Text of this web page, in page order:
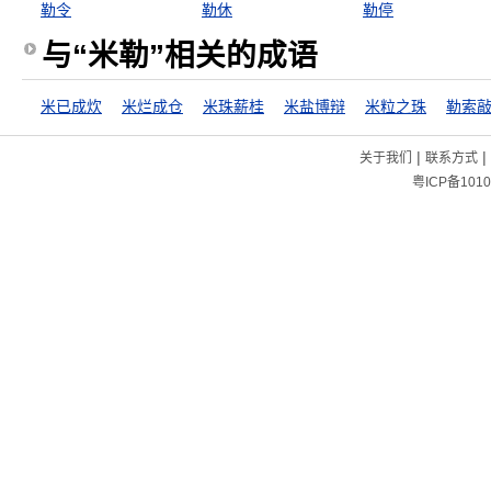
勒令
勒休 勒停
与“米勒”相关的成语
米已成炊 米烂成仓 米珠薪桂 米盐博辩 米粒之珠 勒索
关于我们 | 联系方式|
粤ICP备